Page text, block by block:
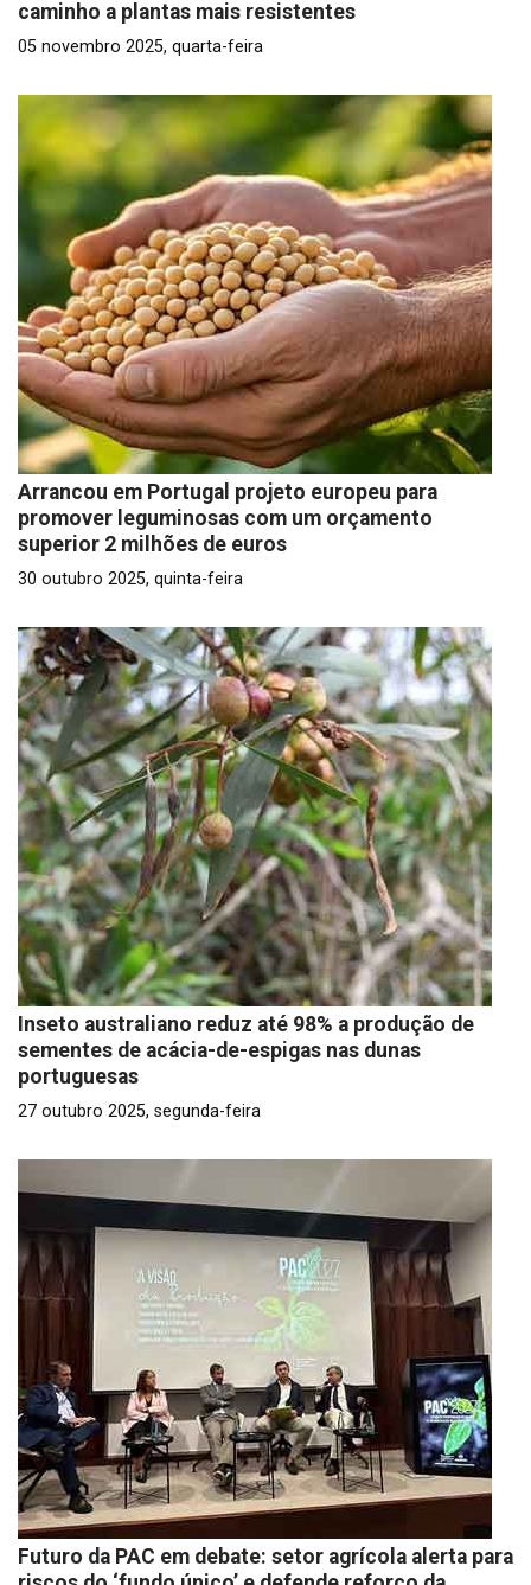
caminho a plantas mais resistentes
05 novembro 2025, quarta-feira
Arrancou em Portugal projeto europeu para
promover leguminosas com um orçamento
superior 2 milhões de euros
30 outubro 2025, quinta-feira
Inseto australiano reduz até 98% a produção de
sementes de acácia-de-espigas nas dunas
portuguesas
27 outubro 2025, segunda-feira
Futuro da PAC em debate: setor agrícola alerta para